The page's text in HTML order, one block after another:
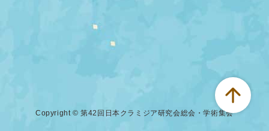
Copyright © 第42回日本クラミジア研究会総会・学術集会
arrow_upward